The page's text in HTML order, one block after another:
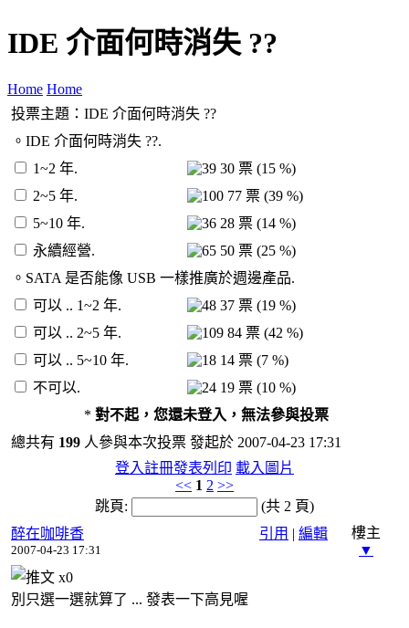
IDE 介面何時消失 ??
Home Home
投票主題：IDE 介面何時消失 ??
。IDE 介面何時消失 ??.
1~2 年.
30 票 (15 %)
2~5 年.
77 票 (39 %)
5~10 年.
28 票 (14 %)
永續經營.
50 票 (25 %)
。SATA 是否能像 USB 一樣推廣於週邊產品.
可以 .. 1~2 年.
37 票 (19 %)
可以 .. 2~5 年.
84 票 (42 %)
可以 .. 5~10 年.
14 票 (7 %)
不可以.
19 票 (10 %)
* 對不起，您還未登入，無法參與投票
總共有 199 人參與本次投票 發起於 2007-04-23 17:31
登入註冊發表列印 載入圖片
<< 1 2 >>
跳頁:
(共 2 頁)
引用 | 編輯
醉在咖啡香
2007-04-23 17:31
樓主
▼
x0
別只選一選就算了 ... 發表一下高見喔